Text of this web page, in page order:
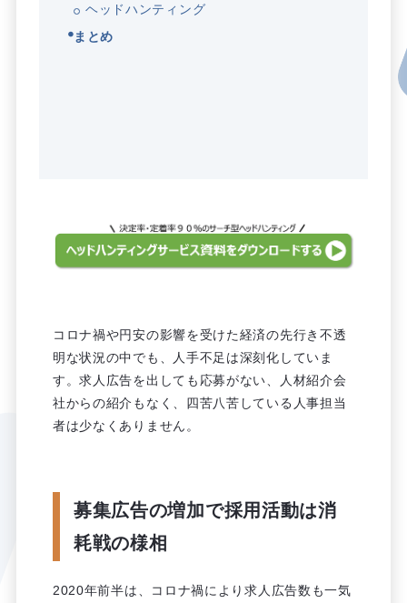
ヘッドハンティング
まとめ
コロナ禍や円安の影響を受けた経済の先行き不透
明な状況の中でも、人手不足は深刻化していま
す。求人広告を出しても応募がない、人材紹介会
社からの紹介もなく、四苦八苦している人事担当
者は少なくありません。
募集広告の増加で採用活動は消
耗戦の様相
2020年前半は、コロナ禍により求人広告数も一気